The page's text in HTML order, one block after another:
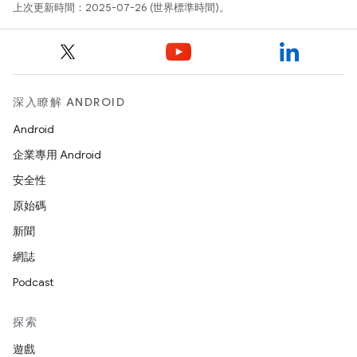
上次更新時間：2025-07-26 (世界標準時間)。
深入瞭解 ANDROID
Android
企業專用 Android
安全性
原始碼
新聞
網誌
Podcast
探索
遊戲